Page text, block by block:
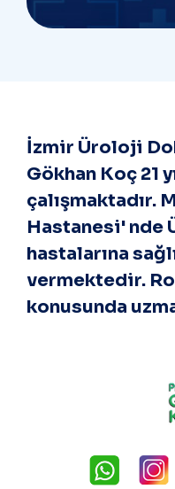
İzmir Üroloji
Gökhan Koç 21
çalışmaktadır.
Hastanesi' nde
hastalarına
vermektedir.
konusunda